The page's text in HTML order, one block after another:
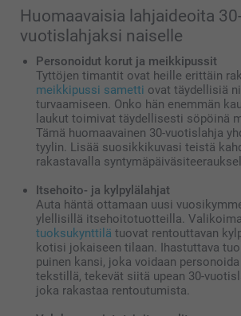
Huomaavaisia lahjaideoita 30-
vuotislahjaksi naiselle
Personoidut korut ja meikkipussit
Tyttöjen timantit ovat heille erittäin
meikkipussi sametti ovat täydellisiä
turvaamiseen. Onko hän enemmän
laukut toimivat täydellisesti söpöinä
Tämä huomaavainen 30-vuotislahja
tyylin. Lisää suosikkikuvasi teistä
rakastavalla
Itsehoito- ja kylpylälahjat
Auta häntä ottamaan uusi
ylellisillä itsehoitotuotteilla.
tuoksukynttilä tuovat rentouttavan
kotisi jokaiseen tilaan. Ihastuttava
puinen kansi, joka voidaan
tekstillä, tekevät siitä upean 30-
joka rakastaa rentoutumista.